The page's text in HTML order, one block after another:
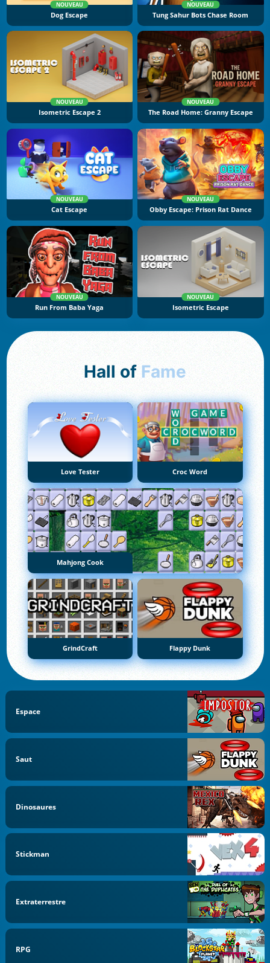
NOUVEAU
Dog Escape
NOUVEAU
Tung Sahur Bots Chase Room
NOUVEAU
Isometric Escape 2
NOUVEAU
The Road Home: Granny Escape
NOUVEAU
Cat Escape
NOUVEAU
Obby Escape: Prison Rat Dance
NOUVEAU
Run From Baba Yaga
NOUVEAU
Isometric Escape
Hall of Fame
Love Tester Croc Word
Mahjong Cook
GrindCraft Flappy Dunk
Espace
Saut
Dinosaures
Stickman
Extraterrestre
RPG